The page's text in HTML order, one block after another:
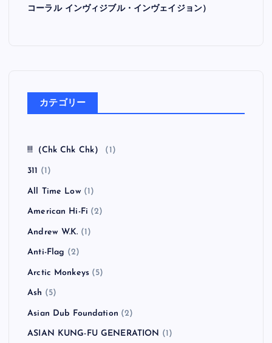
コーラル インヴィジブル・インヴェイジョン）
カテゴリー
!!!（Chk Chk Chk） (1)
311 (1)
All Time Low(1)
American Hi-Fi (2)
Andrew W.K. (1)
Anti-Flag (2)
Arctic Monkeys (5)
Ash (5)
Asian Dub Foundation (2)
ASIAN KUNG-FU GENERATION (1)